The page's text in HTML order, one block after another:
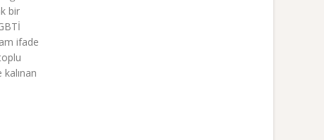
bir
ifade